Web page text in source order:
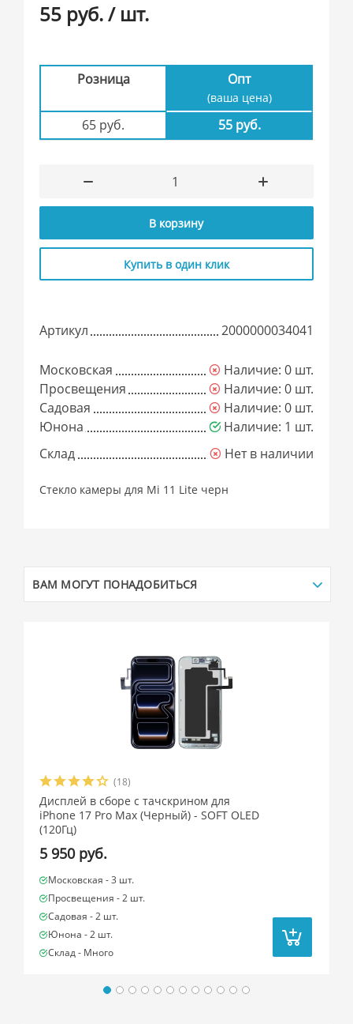
55 руб./ шт.
Розница Опт
(ваша цена)
65 руб. 55 руб.
В корзину
Купить в один клик
Артикул 2000000034041
Московская
Наличие: 0 шт.
Просвещения
Наличие: 0 шт.
Садовая
Наличие: 0 шт.
Юнона
Наличие: 1 шт.
Склад
Нет в наличии
Стекло камеры для Mi 11 Lite черн
ВАМ МОГУТ ПОНАДОБИТЬСЯ
(18)
Дисплей в сборе с тачскрином для
iPhone 17 Pro Max (Черный) - SOFT OLED
(120Гц)
5 950 руб.
Московская -3 шт.
Просвещения -2 шт.
Садовая -2 шт.
Юнона -2 шт.
Склад - Много